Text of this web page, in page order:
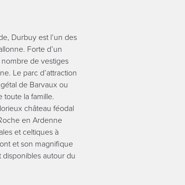
Durbuy est l’un des
Forte d’un
de vestiges
Le parc d’attraction
de Barvaux ou
la famille.
château féodal
en Ardenne
et celtiques à
et son magnifique
disponibles autour du